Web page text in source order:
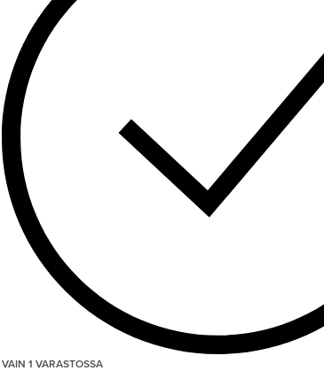
VAIN 1 VARASTOSSA